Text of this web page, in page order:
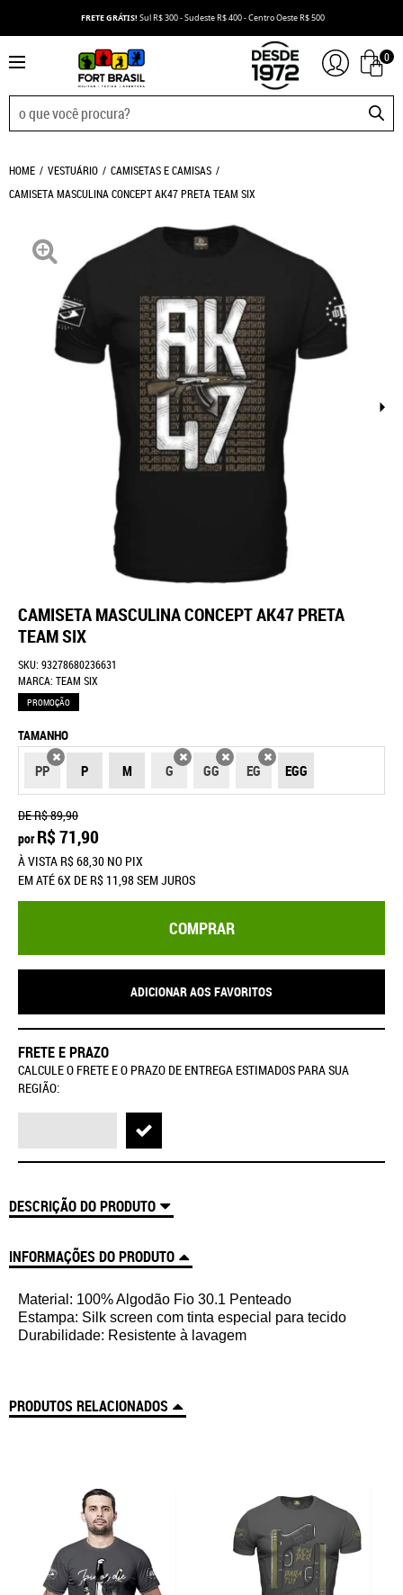
FRETE GRÁTIS! Sul R$ 300 - Sudeste R$ 400 - Centro Oeste R$ 500
0
HOME VESTUÁRIO
CAMISETAS E CAMISAS
CAMISETA MASCULINA CONCEPT AK47 PRETA TEAM SIX
CAMISETA MASCULINA CONCEPT AK47 PRETA
TEAM SIX
SKU: 93278680236631
MARCA: TEAM SIX
PROMOÇÃO
TAMANHO
PPX P M G GGX EGX EGG
DER$ 89,90
por R$ 71,90
À VISTA R$ 68,30 NO PIX
EM ATÉ6X DE R$ 11,98SEM JUROS
COMPRAR
ADICIONAR AOS FAVORITOS
FRETE E PRAZO
CALCULE O FRETE E O PRAZO DE ENTREGA ESTIMADOS PARA SUA
REGIÃO:
DESCRIÇÃO DO PRODUTO
INFORMAÇÕES DO PRODUTO
Material: 100% Algodão Fio 30.1 Penteado
Estampa: Silk screen com tinta especial para tecido
Durabilidade: Resistente à lavagem
PRODUTOS RELACIONADOS